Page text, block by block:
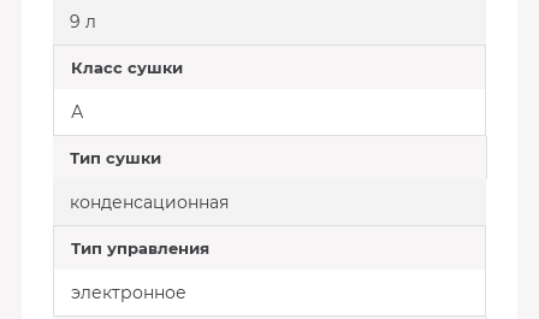
9 л
Класс сушки
А
Тип сушки
конденсационная
Тип управления
электронное